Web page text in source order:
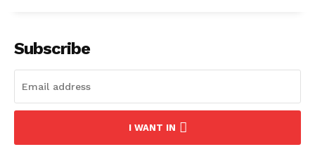
Subscribe
I WANT IN